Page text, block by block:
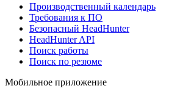
Производственный календарь
Требования к ПО
Безопасный HeadHunter
HeadHunter API
Поиск работы
Поиск по резюме
Мобильное приложение